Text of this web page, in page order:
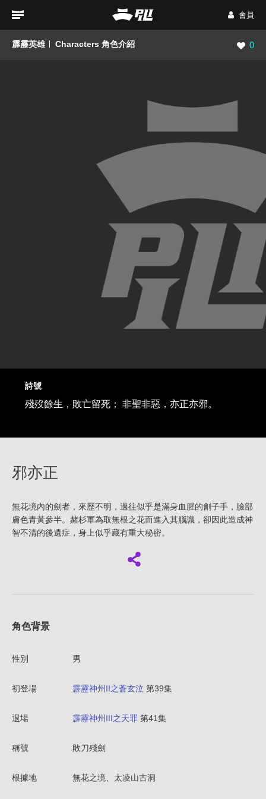
會員
霹靂英雄 Characters 角色介紹 瀏覽
0
詩號
殘歿餘生，敗亡留死； 非聖非惡，亦正亦邪。
邪亦正
無花境內的劍者，來歷不明，過往似乎是滿身血腥的劊子手，臉部
膚色青黃參半。赭杉軍為取無根之花而進入其腦識，卻因此造成神
智不清的後遺症，身上似乎藏有重大秘密。
角色背景
性別 男
初登場 霹靂神州II之蒼玄泣 第39集
退場 霹靂神州III之天罪 第41集
稱號 敗刀殘劍
根據地 無花之境、太凌山古洞